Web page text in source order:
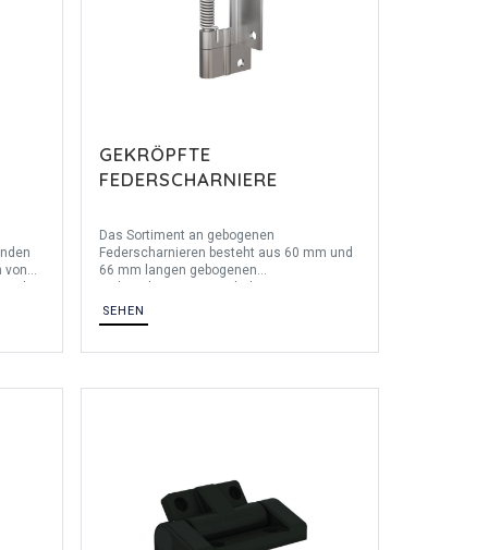
von
GEKRÖPFTE
FEDERSCHARNIERE
Das Sortiment an gebogenen
Federscharnieren besteht aus 60 mm und
66 mm langen gebogenen
von 22,5mm bis 30 mm und sind in der
Ausführung mit Schließfeder erhältlich. Wir
SEHEN